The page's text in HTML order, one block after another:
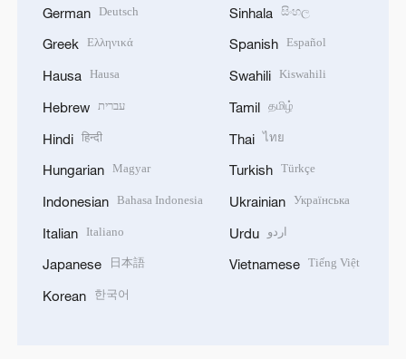
German Deutsch
Greek Ελληνικά
Hausa Hausa
Hebrew עברית
Hindi हिन्दी
Hungarian Magyar
Indonesian Bahasa Indonesia
Italian Italiano
Japanese 日本語
Korean 한국어
Sinhala සිංහල
Spanish Español
Swahili Kiswahili
Tamil தமிழ்
Thai ไทย
Turkish Türkçe
Ukrainian Українська
Urdu اردو
Vietnamese Tiếng Việt